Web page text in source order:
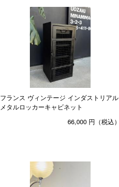
フランス ヴィンテージ インダストリアル
メタルロッカーキャビネット
66,000 円（税込）